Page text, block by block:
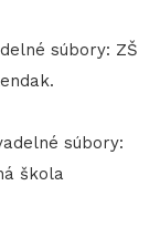
súbory: ZŠ
súbory:
škola